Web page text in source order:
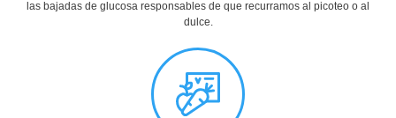
las bajadas de glucosa responsables de que recurramos al picoteo o al
dulce.